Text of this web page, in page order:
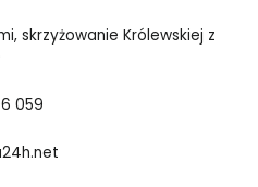
skrzyżowanie Królewskiej z
059